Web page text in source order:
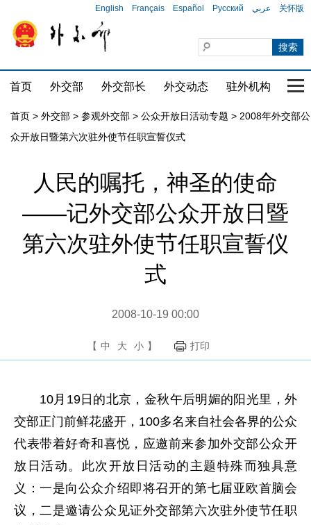
English Français Español Русский عربي 关怀版
首页 外交部 外交部长 外交动态 驻外机构 国
首页 > 外交部 > 参观外交部 > 公众开放日活动专题 > 2008年外交部公
众开放日暨第六次驻外使节任职宣誓仪式
人民的嘱托，神圣的使命
——记外交部公众开放日暨
第六次驻外使节任职宣誓仪
式
2008-10-19 00:00
【 中 大 小 】 打印
10月19日的北京，金秋午后明媚的阳光里，外
交部正门前鲜花盛开，100多名来自社会各界的公众
代表带着好奇和喜悦，应邀前来参加外交部公众开
放日活动。此次开放日活动的主题特殊而独具意
义：一是向公众介绍即将召开的第七届亚欧首脑会
议，二是邀请公众见证外交部第六次驻外使节任职